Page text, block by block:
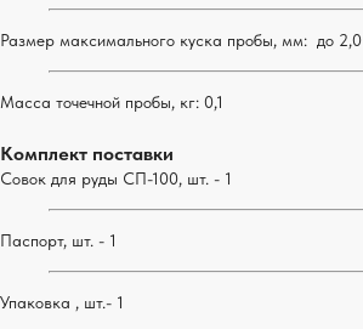
Размер максимального куска пробы, мм: до 2,0
Масса точечной пробы, кг: 0,1
Комплект поставки
Совок для руды СП-100, шт. - 1
Паспорт, шт. - 1
Упаковка , шт.- 1
ТЕХНОЛОГИИ
ОПЛАТА И ДОСТАВКА
+7 (800) 777 21 96
+7 (8313) 36 76 13